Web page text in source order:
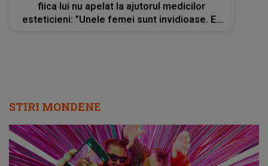
fiica lui nu apelat la ajutorul medicilor
esteticieni: ”Unele femei sunt invidioase. Ea
STIRI MONDENE